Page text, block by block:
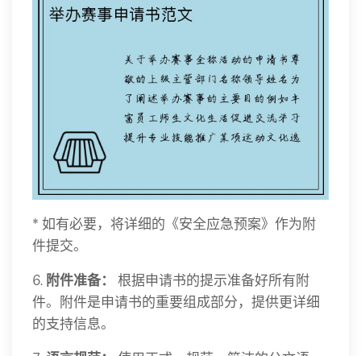
* 如有必要，将详细的《安全应急预案》作为附
件提交。
6. 附件准备：
根据申请书的提示准备好所有附
件。附件是申请书的重要组成部分，提供更详细
的支持信息。